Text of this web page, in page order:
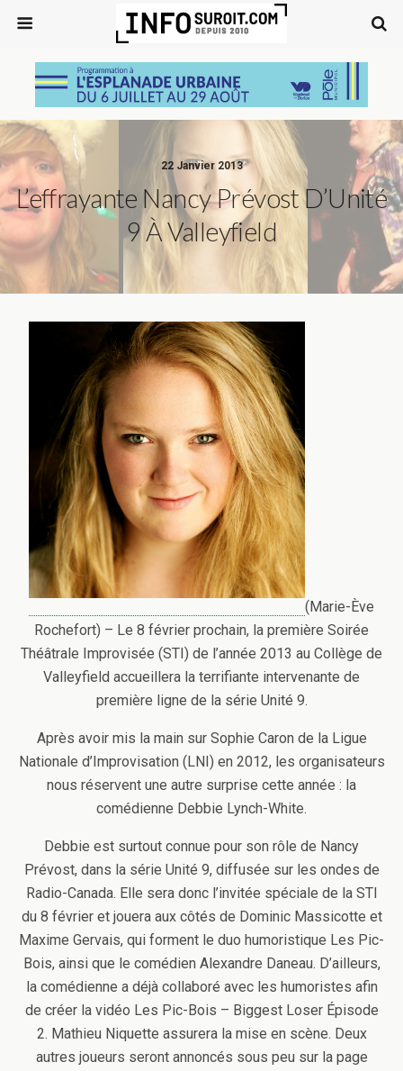
22 Janvier 2013
L’effrayante Nancy Prévost D’Unité
9 À Valleyfield
(Marie-Ève
Rochefort) – Le 8 février prochain, la première Soirée
Théâtrale Improvisée (STI) de l’année 2013 au Collège de
Valleyfield accueillera la terrifiante intervenante de
première ligne de la série Unité 9.
Après avoir mis la main sur Sophie Caron de la Ligue
Nationale d’Improvisation (LNI) en 2012, les organisateurs
nous réservent une autre surprise cette année : la
comédienne Debbie Lynch-White.
Debbie est surtout connue pour son rôle de Nancy
Prévost, dans la série Unité 9, diffusée sur les ondes de
Radio-Canada. Elle sera donc l’invitée spéciale de la STI
du 8 février et jouera aux côtés de Dominic Massicotte et
Maxime Gervais, qui forment le duo humoristique Les Pic-
Bois, ainsi que le comédien Alexandre Daneau. D’ailleurs,
la comédienne a déjà collaboré avec les humoristes afin
de créer la vidéo Les Pic-Bois – Biggest Loser Épisode
2. Mathieu Niquette assurera la mise en scène. Deux
autres joueurs seront annoncés sous peu sur la page